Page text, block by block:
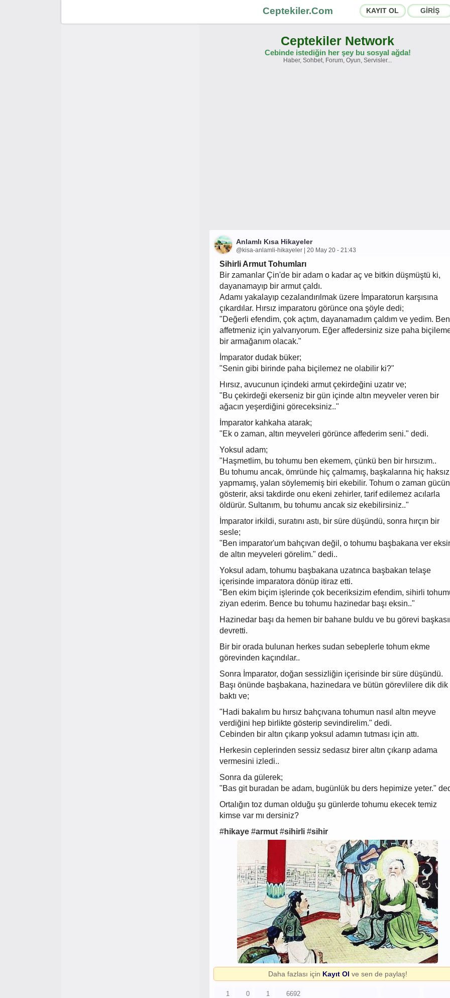
Ceptekiler.Com KAYIT OL GİRİŞ
Sosyal Paylaşımlar
Ceptekiler Network
Cebinde istediğin her şey bu sosyal ağda!
Haber, Sohbet, Forum, Oyun, Servisler...
Anlamlı Kısa Hikayeler
@kisa-anlamli-hikayeler | 20 May 20 - 21:43
Sihirli Armut Tohumları
Bir zamanlar Çin'de bir adam o kadar aç ve bitkin düşmüştü ki,
dayanamayıp bir armut çaldı.
Adamı yakalayıp cezalandırılmak üzere İmparatorun karşısına
çıkardılar. Hırsız imparatoru görünce ona şöyle dedi;
"Değerli efendim, çok açtım, dayanamadım çaldım ve yedim.
affetmeniz için yalvarıyorum. Eğer affedersiniz size paha
bir armağanım olacak."
İmparator dudak büker;
"Senin gibi birinde paha biçilemez ne olabilir ki?"
Hırsız, avucunun içindeki armut çekirdeğini uzatır ve;
"Bu çekirdeği ekerseniz bir gün içinde altın meyveler veren bir
ağacın yeşerdiğini göreceksiniz.."
İmparator kahkaha atarak;
"Ek o zaman, altın meyveleri görünce affederim seni." dedi.
Yoksul adam;
"Haşmetlim, bu tohumu ben ekemem, çünkü ben bir hırsızım..
Bu tohumu ancak, ömründe hiç çalmamış, başkalarına hiç
yapmamış, yalan söylememiş biri ekebilir. Tohum o zaman
gösterir, aksi takdirde onu ekeni zehirler, tarif edilemez acılarla
öldürür. Sultanım, bu tohumu ancak siz ekebilirsiniz.."
İmparator irkildi, suratını astı, bir süre düşündü, sonra hırçın bir
sesle;
"Ben imparator'um bahçıvan değil, o tohumu başbakana ver
de altın meyveleri görelim." dedi..
Yoksul adam, tohumu başbakana uzatınca başbakan telaşe
içerisinde imparatora dönüp itiraz etti.
"Ben ekim biçim işlerinde çok beceriksizim efendim, sihirli
ziyan ederim. Bence bu tohumu hazinedar başı eksin.."
Hazinedar başı da hemen bir bahane buldu ve bu görevi
devretti.
Bir bir orada bulunan herkes sudan sebeplerle tohum ekme
görevinden kaçındılar..
Sonra İmparator, doğan sessizliğin içerisinde bir süre düşündü.
Başı önünde başbakana, hazinedara ve bütün görevlilere dik dik
baktı ve;
"Hadi bakalım bu hırsız bahçıvana tohumun nasıl altın meyve
verdiğini hep birlikte gösterip sevindirelim." dedi.
Cebinden bir altın çıkarıp yoksul adamın tutması için attı.
Herkesin ceplerinden sessiz sedasız birer altın çıkarıp adama
vermesini izledi..
Sonra da gülerek;
"Bas git buradan be adam, bugünlük bu ders hepimize yeter."
Ortalığın toz duman olduğu şu günlerde tohumu ekecek temiz
kimse var mı dersiniz?
#hikaye #armut #sihirli #sihir
Daha fazlası için Kayıt Ol ve sen de paylaş!
1 0 1 6692